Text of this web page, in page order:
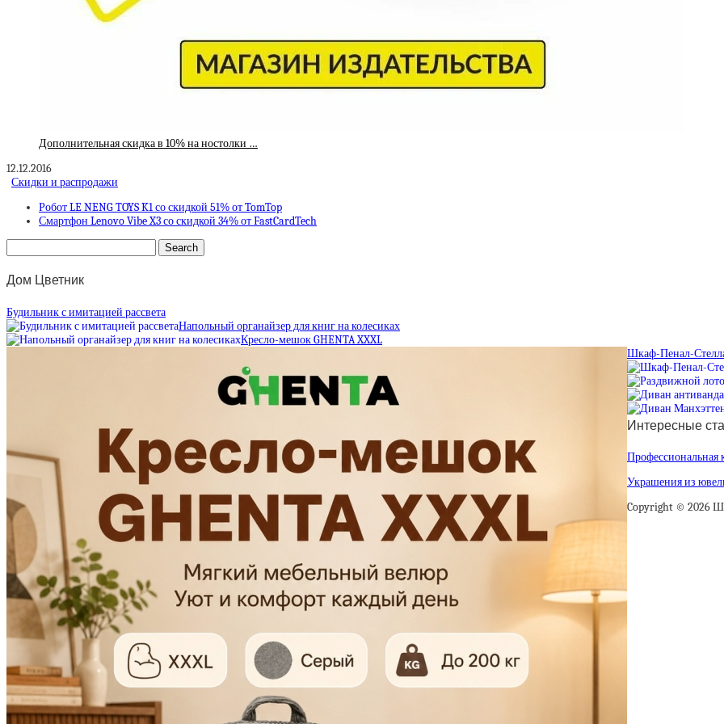
Дополнительная скидка в 10% на ностолки …
12.12.2016
Скидки и распродажи
Робот LE NENG TOYS K1 со скидкой 51% от TomTop
Смартфон Lenovo Vibe X3 со скидкой 34% от FastCardTech
Дом Цветник
Будильник с имитацией рассвета
Напольный органайзер для книг на колесиках
Кресло-мешок GHENTA XXXL
Шкаф-Пенал-
Интересные
Профессиональная
Украшения из
Copyright © 2026